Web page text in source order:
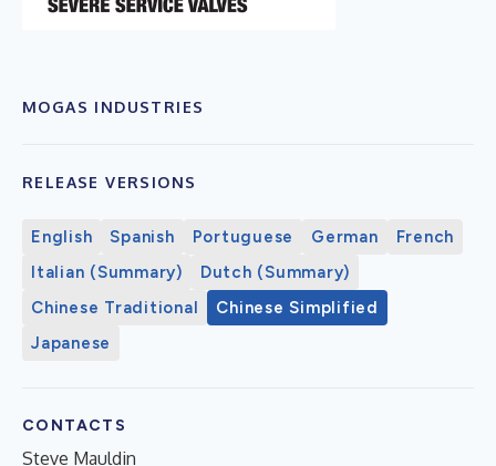
MOGAS INDUSTRIES
RELEASE VERSIONS
English Spanish Portuguese German
French
Italian (Summary)
Dutch (Summary)
Chinese Traditional
Chinese Simplified
Japanese
CONTACTS
Steve Mauldin